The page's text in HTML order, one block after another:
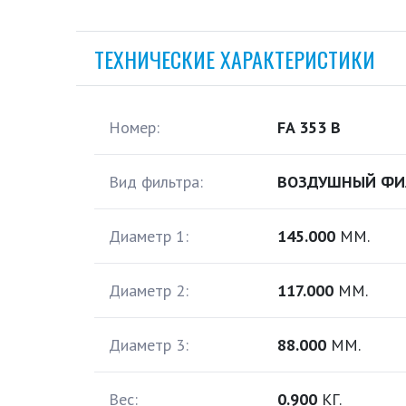
ТЕХНИЧЕСКИЕ ХАРАКТЕРИСТИКИ
Номер: FA 353 B
Вид фильтра: ВОЗДУШНЫЙ
Диаметр 1: 145.000 ММ.
Диаметр 2: 117.000 ММ.
Диаметр 3: 88.000 ММ.
Вес: 0.900 КГ.